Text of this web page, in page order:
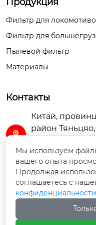
Внешний диаметр
длина
216,5 мм.
Монтажный размер
1″ – 14 UNS – 2B
состоит из
Герметичный
[1]
0.9 кг
Фильтр для
Фильтр для
Пылевой фильтр
Материалы
Контакты

Китай,
район
помещение A3-
+86-
Мы используем
вашего опыта
Продолжая
соглашаетесь с